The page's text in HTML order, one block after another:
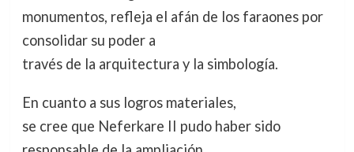
monumentos, refleja el afán de los faraones por
consolidar su poder a
través de la arquitectura y la simbología.
En cuanto a sus logros materiales,
se cree que Neferkare II pudo haber sido